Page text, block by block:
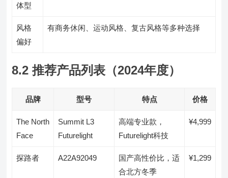
体型
风格
偏好
有商务休闲、运动风格、复古风格等多种选择
8.2 推荐产品列表（2024年度）
品牌 型号 特点 价格
The North
Face
Summit L3
Futurelight
高端专业款，
Futurelight科技
¥4,999
探路者 A22A92049
国产高性价比，适
合北方冬季
¥1,299